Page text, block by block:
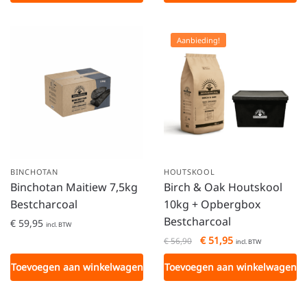
BINCHOTAN
Binchotan Maitiew 7,5kg
Bestcharcoal
€ 59,95 incl. BTW
Toevoegen aan winkelwagen
Aanbieding!
HOUTSKOOL
Birch & Oak Houtskool
10kg + Opbergbox
Bestcharcoal
€56,90 €51,95 incl. BTW
Toevoegen aan winkelwagen